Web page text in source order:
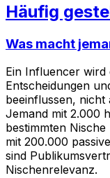
Häufig
Was macht
Ein Influencer wird
Entscheidungen
beeinflussen, nicht
Jemand mit 2.000
bestimmten
mit 200.000
sind
Nischenrelevanz.